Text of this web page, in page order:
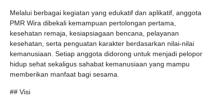
Melalui berbagai kegiatan yang edukatif dan aplikatif, anggota
PMR Wira dibekali kemampuan pertolongan pertama,
kesehatan remaja, kesiapsiagaan bencana, pelayanan
kesehatan, serta penguatan karakter berdasarkan nilai-nilai
kemanusiaan. Setiap anggota didorong untuk menjadi pelopor
hidup sehat sekaligus sahabat kemanusiaan yang mampu
memberikan manfaat bagi sesama.
## Visi